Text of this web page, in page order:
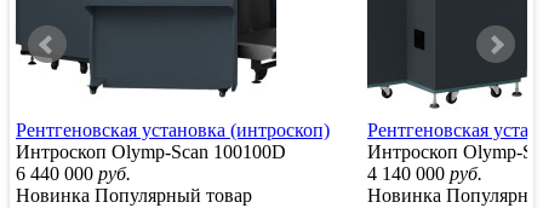
Рентгеновская установка (интроскоп)
Интроскоп Olymp-Scan 100100D
6 440 000 руб.
Новинка Популярный товар
Рентгеновская
Интроскоп Olymp-
4 140 000 руб.
Новинка